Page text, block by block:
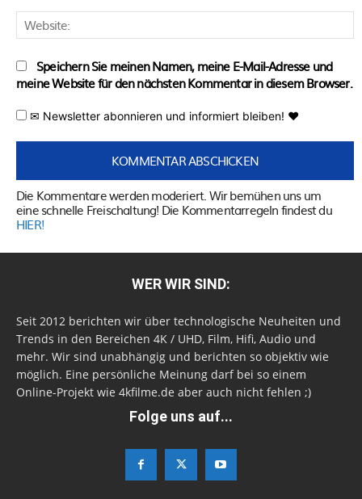
Speichern Sie meinen Namen, meine E-Mail-Adresse und
meine Website für den nächsten Kommentar in diesem Browser.
✉ Newsletter abonnieren und informiert bleiben! ♥
Die Kommentare werden moderiert. Wir bemühen uns um
eine schnelle Freischaltung! Die Kommentarregeln findest du
HIER!
WER WIR SIND:
Seit 2012 berichten wir über technologische Neuheiten und
Trends in den Bereichen 4K / UHD, Film, Hifi, Audio und
mehr. Wir sind unabhängig und berichten so objektiv wie
möglich. Eine persönliche Meinung darf bei so einem
Online-Projekt wie 4kfilme.de aber auch nicht fehlen ;)
Folge uns auf...